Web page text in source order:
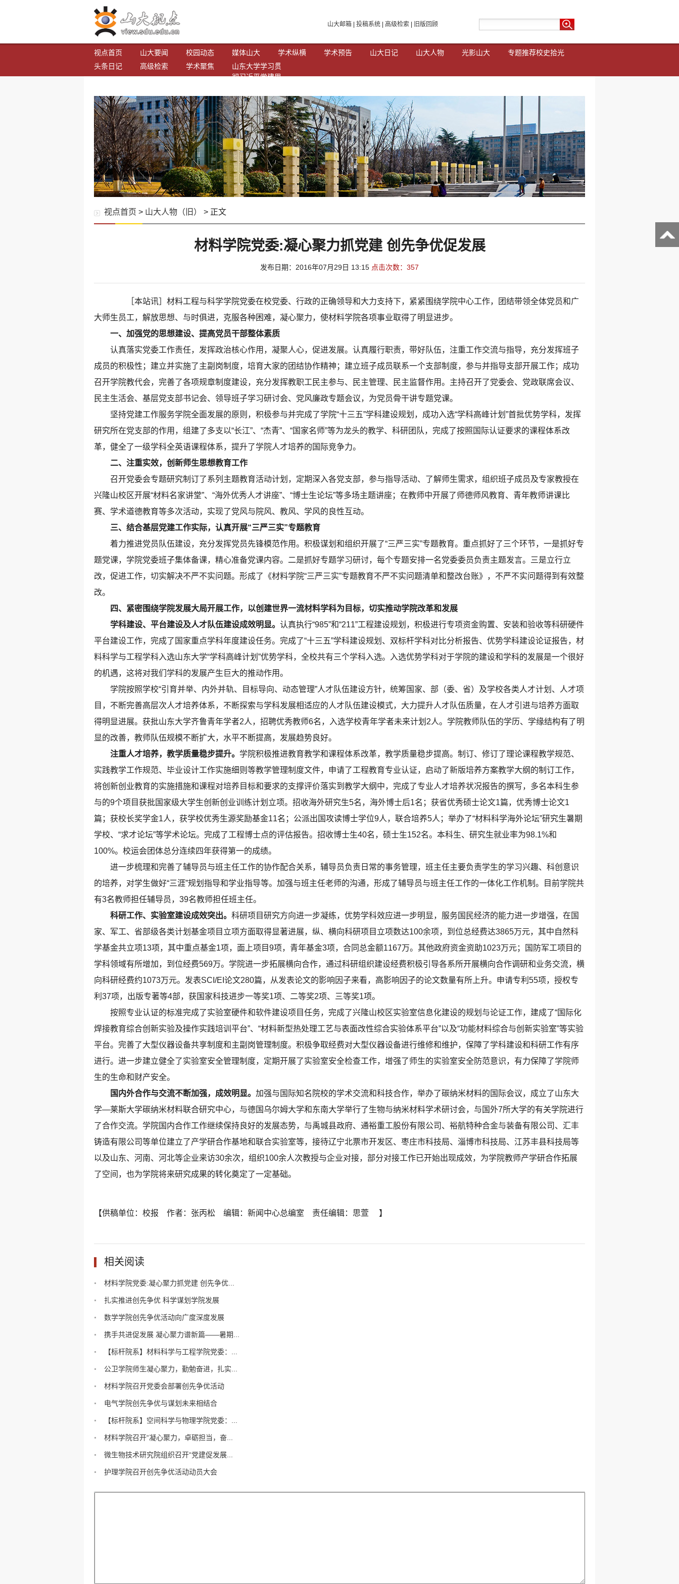
山大邮箱 投稿系统 高级检索 旧版回顾
视点首页 山大要闻 校园动态 媒体山大 学术纵横 学术预告 山大日记 山大人物 光影山大 专题推荐校史拾光
头条日记
高级检索 学术聚焦
山东大学学习贯
彻习近平党建思
视点首页 > 山大人物（旧） > 正文
材料学院党委:凝心聚力抓党建 创先争优促发展
发布日期：2016年07月29日 13:15 点击次数： 357
［本站讯］材料工程与科学学院党委在校党委、行政的正确领导和大力支持下，紧紧围绕学院中心工作，团结带领全体党员和广
大师生员工，解放思想、与时俱进，克服各种困难，凝心聚力，使材料学院各项事业取得了明显进步。
一、加强党的思想建设、提高党员干部整体素质
认真落实党委工作责任，发挥政治核心作用，凝聚人心，促进发展。认真履行职责，带好队伍，注重工作交流与指导，充分发挥班子
成员的积极性；建立并实施了主副岗制度，培育大家的团结协作精神；建立班子成员联系一个支部制度，参与并指导支部开展工作；成功
召开学院教代会，完善了各项规章制度建设，充分发挥教职工民主参与、民主管理、民主监督作用。主持召开了党委会、党政联席会议、
民主生活会、基层党支部书记会、领导班子学习研讨会、党风廉政专题会议，为党员骨干讲专题党课。
坚持党建工作服务学院全面发展的原则，积极参与并完成了学院“十三五”学科建设规划，成功入选“学科高峰计划”首批优势学科，发挥
研究所在党支部的作用，组建了多支以“长江”、“杰青”、“国家名师”等为龙头的教学、科研团队，完成了按照国际认证要求的课程体系改
革，健全了一级学科全英语课程体系，提升了学院人才培养的国际竞争力。
二、注重实效，创新师生思想教育工作
召开党委会专题研究制订了系列主题教育活动计划，定期深入各党支部，参与指导活动、了解师生需求，组织班子成员及专家教授在
兴隆山校区开展“材料名家讲堂”、“海外优秀人才讲座”、“博士生论坛”等多场主题讲座；在教师中开展了师德师风教育、青年教师讲课比
赛、学术道德教育等多次活动，实现了党风与院风、教风、学风的良性互动。
三、结合基层党建工作实际，认真开展“三严三实”专题教育
着力推进党员队伍建设，充分发挥党员先锋模范作用。积极谋划和组织开展了“三严三实”专题教育。重点抓好了三个环节，一是抓好专
题党课，学院党委班子集体备课，精心准备党课内容。二是抓好专题学习研讨，每个专题安排一名党委委员负责主题发言。三是立行立
改，促进工作，切实解决不严不实问题。形成了《材料学院“三严三实”专题教育不严不实问题清单和整改台账》，不严不实问题得到有效整
改。
四、紧密围绕学院发展大局开展工作，以创建世界一流材料学科为目标，切实推动学院改革和发展
学科建设、平台建设及人才队伍建设成效明显。 认真执行“985”和“211”工程建设规划，积极进行专项资金购置、安装和验收等科研硬件
平台建设工作，完成了国家重点学科年度建设任务。完成了“十三五”学科建设规划、双标杆学科对比分析报告、优势学科建设论证报告，材
料科学与工程学科入选山东大学“学科高峰计划”优势学科，全校共有三个学科入选。入选优势学科对于学院的建设和学科的发展是一个很好
的机遇，这将对我们学科的发展产生巨大的推动作用。
学院按照学校“引育并举、内外并轨、目标导向、动态管理”人才队伍建设方针，统筹国家、部（委、省）及学校各类人才计划、人才项
目，不断完善高层次人才培养体系，不断探索与学科发展相适应的人才队伍建设模式，大力提升人才队伍质量，在人才引进与培养方面取
得明显进展。获批山东大学齐鲁青年学者2人，招聘优秀教师6名，入选学校青年学者未来计划2人。学院教师队伍的学历、学缘结构有了明
显的改善，教师队伍规模不断扩大，水平不断提高，发展趋势良好。
注重人才培养，教学质量稳步提升。 学院积极推进教育教学和课程体系改革，教学质量稳步提高。制订、修订了理论课程教学规范、
实践教学工作规范、毕业设计工作实施细则等教学管理制度文件，申请了工程教育专业认证，启动了新版培养方案教学大纲的制订工作，
将创新创业教育的实施措施和课程对培养目标和要求的支撑评价落实到教学大纲中，完成了专业人才培养状况报告的撰写，多名本科生参
与的9个项目获批国家级大学生创新创业训练计划立项。招收海外研究生5名，海外博士后1名；获省优秀硕士论文1篇，优秀博士论文1
篇；获校长奖学金1人，获学校优秀生源奖励基金11名；公派出国攻读博士学位9人，联合培养5人；举办了“材料科学海外论坛”研究生暑期
学校、“求才论坛”等学术论坛。完成了工程博士点的评估报告。招收博士生40名，硕士生152名。本科生、研究生就业率为98.1%和
100%。校运会团体总分连续四年获得第一的成绩。
进一步梳理和完善了辅导员与班主任工作的协作配合关系，辅导员负责日常的事务管理，班主任主要负责学生的学习兴趣、科创意识
的培养，对学生做好“三涯”规划指导和学业指导等。加强与班主任老师的沟通，形成了辅导员与班主任工作的一体化工作机制。目前学院共
有3名教师担任辅导员，39名教师担任班主任。
科研工作、实验室建设成效突出。 科研项目研究方向进一步凝练，优势学科效应进一步明显，服务国民经济的能力进一步增强，在国
家、军工、省部级各类计划基金项目立项方面取得显著进展，纵、横向科研项目立项数达100余项，到位总经费达3865万元，其中自然科
学基金共立项13项，其中重点基金1项，面上项目9项，青年基金3项，合同总金额1167万。其他政府资金资助1023万元；国防军工项目的
学科领域有所增加，到位经费569万。学院进一步拓展横向合作，通过科研组织建设经费积极引导各系所开展横向合作调研和业务交流，横
向科研经费约1073万元。发表SCI/EI论文280篇，从发表论文的影响因子来看，高影响因子的论文数量有所上升。申请专利55项，授权专
利37项，出版专著等4部，获国家科技进步一等奖1项、二等奖2项、三等奖1项。
按照专业认证的标准完成了实验室硬件和软件建设项目任务，完成了兴隆山校区实验室信息化建设的规划与论证工作，建成了“国际化
焊接教育综合创新实验及操作实践培训平台”、“材料新型热处理工艺与表面改性综合实验体系平台”以及“功能材料综合与创新实验室”等实验
平台。完善了大型仪器设备共享制度和主副岗管理制度。积极争取经费对大型仪器设备进行维修和维护，保障了学科建设和科研工作有序
进行。进一步建立健全了实验室安全管理制度，定期开展了实验室安全检查工作，增强了师生的实验室安全防范意识，有力保障了学院师
生的生命和财产安全。
国内外合作与交流不断加强，成效明显。 加强与国际知名院校的学术交流和科技合作，举办了碳纳米材料的国际会议，成立了山东大
学—莱斯大学碳纳米材料联合研究中心，与德国乌尔姆大学和东南大学举行了生物与纳米材料学术研讨会，与国外7所大学的有关学院进行
了合作交流。学院国内合作工作继续保持良好的发展态势，与禹城县政府、通裕重工股份有限公司、裕航特种合金与装备有限公司、汇丰
铸造有限公司等单位建立了产学研合作基地和联合实验室等，接待辽宁北票市开发区、枣庄市科技局、淄博市科技局、江苏丰县科技局等
以及山东、河南、河北等企业来访30余次，组织100余人次教授与企业对接，部分对接工作已开始出现成效，为学院教师产学研合作拓展
了空间，也为学院将来研究成果的转化奠定了一定基础。
【供稿单位：校报 作者：张丙松 编辑：新闻中心总编室 责任编辑：思萱 】
相关阅读
材料学院党委:凝心聚力抓党建 创先争优...
扎实推进创先争优 科学谋划学院发展
数学学院创先争优活动向广度深度发展
携手共进促发展 凝心聚力谱新篇——暑期...
【标杆院系】材料科学与工程学院党委：...
公卫学院师生凝心聚力，勤勉奋进，扎实...
材料学院召开党委会部署创先争优活动
电气学院创先争优与谋划未来相结合
【标杆院系】空间科学与物理学院党委：...
材料学院召开“凝心聚力，卓砺担当，奋...
微生物技术研究院组织召开“党建促发展...
护理学院召开创先争优活动动员大会